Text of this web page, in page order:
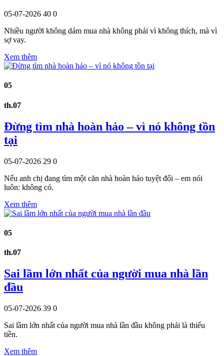
05-07-2026 40 0
Nhiều người không dám mua nhà không phải vì không thích, mà vì
sợ vay.
Xem thêm
05
th.07
Đừng tìm nhà hoàn hảo – vì nó không tồn
tại
05-07-2026 29 0
Nếu anh chị đang tìm một căn nhà hoàn hảo tuyệt đối – em nói
luôn: không có.
Xem thêm
05
th.07
Sai lầm lớn nhất của người mua nhà lần
đầu
05-07-2026 39 0
Sai lầm lớn nhất của người mua nhà lần đầu không phải là thiếu
tiền.
Xem thêm